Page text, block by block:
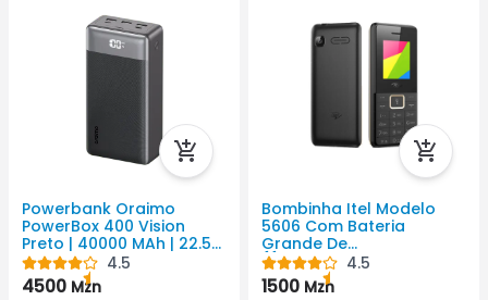
Powerbank Oraimo
PowerBox 400 Vision
Preto | 40000 MAh | 22.5
W | 3 USB
4.5
4500 Mzn
Bombinha Itel Modelo
5606 Com Bateria
Grande De
{{Amperagem Da Bateria
}} MAh.
4.5
1500 Mzn